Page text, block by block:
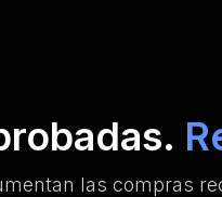
las compras